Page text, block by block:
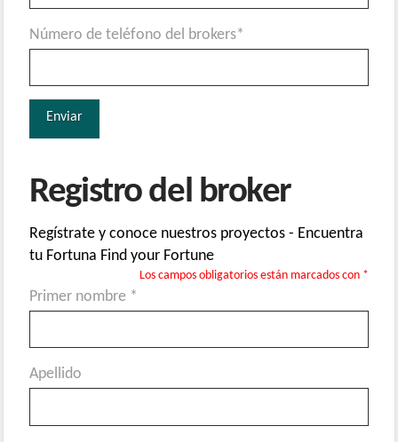
Número de teléfono del brokers*
Registro del broker
Regístrate y conoce nuestros proyectos - Encuentra
tu Fortuna Find your Fortune
Los campos obligatorios están marcados con *
Primer nombre *
Apellido